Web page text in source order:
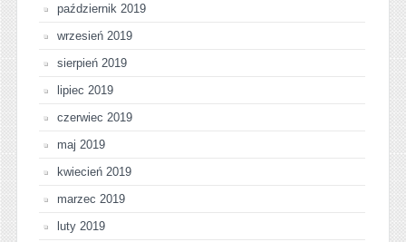
październik 2019
wrzesień 2019
sierpień 2019
lipiec 2019
czerwiec 2019
maj 2019
kwiecień 2019
marzec 2019
luty 2019